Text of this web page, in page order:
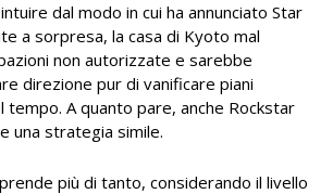
dal modo in cui ha annunciato Star
a sorpresa, la casa di Kyoto mal
non autorizzate e sarebbe
direzione pur di vanificare piani
A quanto pare, anche Rockstar
una strategia simile.
più di tanto, considerando il livello